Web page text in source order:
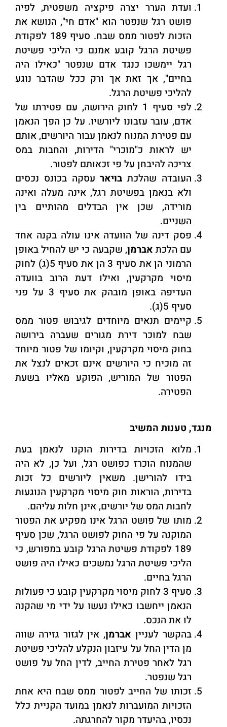
ועדת הערר יצרה פיקציה משפטית, לפיה
פושט רגל שנפטר הוא "אדם חי", הנושא את
הזכות לפטור ממס שבח. סעיף 189 לפקודת
פשיטת הרגל קובע אמנם כי הליכי פשיטת
רגל יימשכו כנגד אדם שנפטר "כאילו היה
בחיים", אך זאת אך ורק ככל שהדבר נוגע
להליכי פשיטת הרגל.
לפי סעיף 1 לחוק הירושה, עם פטירתו של
אדם, עובר עזבונו ליורשיו. על כן הפך הנאמן
עם פטירת המנוח לנאמן עבור היורשים, אותם
יש לראות כ"מוכרי" הדירות, והחבות במס
צריכה להיבחן על פי זכאותם לפטור.
העובדה שהלכת בויארעסקה בכונס נכסים
ולא בנאמן בפשיטת רגל, אינה מעלה ואינה
מורידה, שכן אין הבדלים מהותיים בין
השניים.
פסק דינה של הוועדה אינו עולה בקנה אחד
עם הלכת אברמן, שקבעה כי יש להחיל באופן
הרמוני הן את סעיף 3 הן את סעיף 5(ג) לחוק
מיסוי מקרקעין, ואילו דעת הרוב בוועדה
העדיפה באופן מובהק את סעיף 3 על פני
סעיף 5(ג).
קיימים תנאים מיוחדים לגיבוש פטור ממס
שבח למוכר דירת מגורים שעברה בירושה
בחוק מיסוי מקרקעין, וקיומו של פטור מיוחד
זה מוכיח כי היורשים אינם זכאים לנצל את
הפטור של המוריש, הפוקע מאליו בשעת
הפטירה.
מנגד, טענות המשיב
מלוא הזכויות בדירות הוקנו לנאמן בעת
שהמנוח הוכרז כפושט רגל, ועל כן, לא היה
בידו להורישן. משאין ליורשים כל זכות
בדירות, הוראות חוק מיסוי מקרקעין הנוגעות
לחבות המס של יורשים, אינן חלות עליהם.
מותו של פושט הרגל אינו מפקיע את הפטור
המוקנה על פי החוק לפושט הרגל, שכן סעיף
189 לפקודת פשיטת הרגל קובע במפורש, כי
הליכי פשיטת הרגל נמשכים כאילו היה פושט
הרגל בחיים.
סעיף 3 לחוק מיסוי מקרקעין קובע כי פעולות
הנאמן ייחשבו כאילו נעשו על ידי מי שהקנה
לו את הנכס.
בהקשר לעניין אברמן, אין לגזור גזירה שווה
מן הדין החל על עיזבון הנקלע להליכי פשיטת
רגל לאחר פטירת החייב, לדין החל על פושט
רגל שנפטר.
זכותו של החייב לפטור ממס שבח היא אחת
הזכויות המועברות לנאמן במועד הקניית כלל
נכסיו, בהיעדר מקור להחרגתה.